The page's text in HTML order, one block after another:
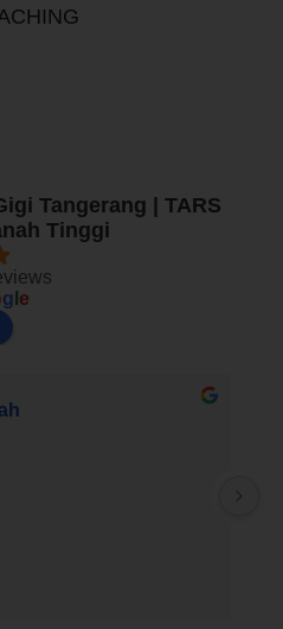
Tangerang | TARS
Tinggi
g e